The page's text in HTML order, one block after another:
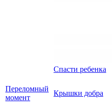
Спасти ребенка
Переломный
момент
Крышки добра